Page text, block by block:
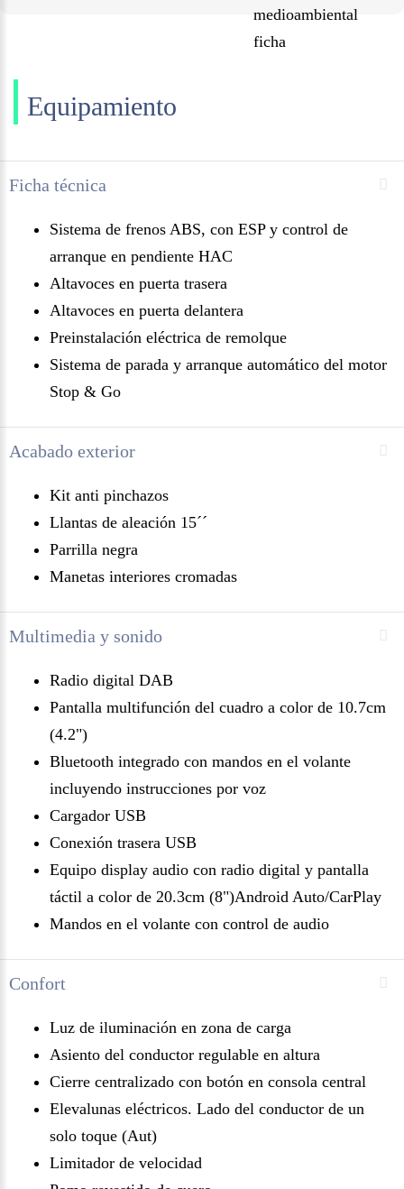
Equipamiento
Ficha técnica
Sistema de frenos ABS, con ESP y control de
arranque en pendiente HAC
Altavoces en puerta trasera
Altavoces en puerta delantera
Preinstalación eléctrica de remolque
Sistema de parada y arranque automático del motor
Stop & Go
Acabado exterior
Kit anti pinchazos
Llantas de aleación 15´´
Parrilla negra
Manetas interiores cromadas
Multimedia y sonido
Radio digital DAB
Pantalla multifunción del cuadro a color de 10.7cm
(4.2")
Bluetooth integrado con mandos en el volante
incluyendo instrucciones por voz
Cargador USB
Conexión trasera USB
Equipo display audio con radio digital y pantalla
táctil a color de 20.3cm (8")Android Auto/CarPlay
Mandos en el volante con control de audio
Confort
Luz de iluminación en zona de carga
Asiento del conductor regulable en altura
Cierre centralizado con botón en consola central
Elevalunas eléctricos. Lado del conductor de un
solo toque (Aut)
Limitador de velocidad